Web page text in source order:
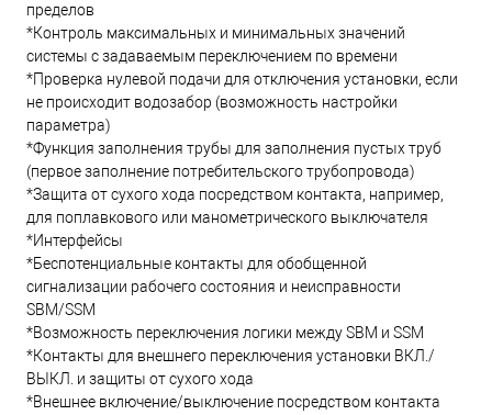
пределов
*Контроль максимальных и минимальных значений
системы с задаваемым переключением по времени
*Проверка нулевой подачи для отключения установки, если
не происходит водозабор (возможность настройки
параметра)
*Функция заполнения трубы для заполнения пустых труб
(первое заполнение потребительского трубопровода)
*Защита от сухого хода посредством контакта, например,
для поплавкового или манометрического выключателя
*Интерфейсы
*Беспотенциальные контакты для обобщенной
сигнализации рабочего состояния и неисправности
SBM/SSM
*Возможность переключения логики между SBM и SSM
*Контакты для внешнего переключения установки ВКЛ./
ВЫКЛ. и защиты от сухого хода
*Внешнее включение/выключение посредством контакта